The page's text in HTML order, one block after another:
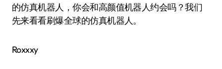
的仿真机器人，你会和高颜值机器人约会吗？我们
先来看看刷爆全球的仿真机器人。
Roxxxy